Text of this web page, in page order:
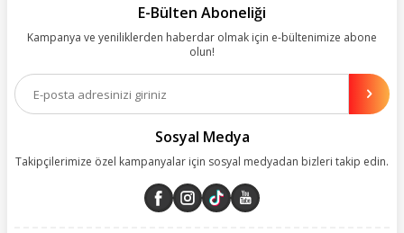
kolay, kusursuz ve keyifli bir alışveriş yolculuğu sunarken deneyiminize
olanakları sunuyoruz. Çalışmalarımızı müşterilerimizin memnuniyetini
esas alarak yürütüyoruz.
E-Bülten Aboneliği
Kampanya ve yeniliklerden haberdar olmak için e-bültenimize abone
olun!
Sosyal Medya
Takipçilerimize özel kampanyalar için sosyal medyadan bizleri takip edin.